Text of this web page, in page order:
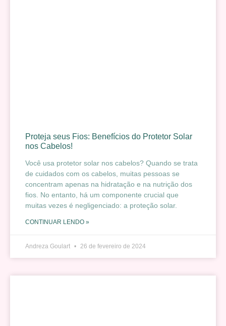
Proteja seus Fios: Benefícios do Protetor Solar
nos Cabelos!
Você usa protetor solar nos cabelos? Quando se trata
de cuidados com os cabelos, muitas pessoas se
concentram apenas na hidratação e na nutrição dos
fios. No entanto, há um componente crucial que
muitas vezes é negligenciado: a proteção solar.
CONTINUAR LENDO »
Andreza Goulart 26 de fevereiro de 2024